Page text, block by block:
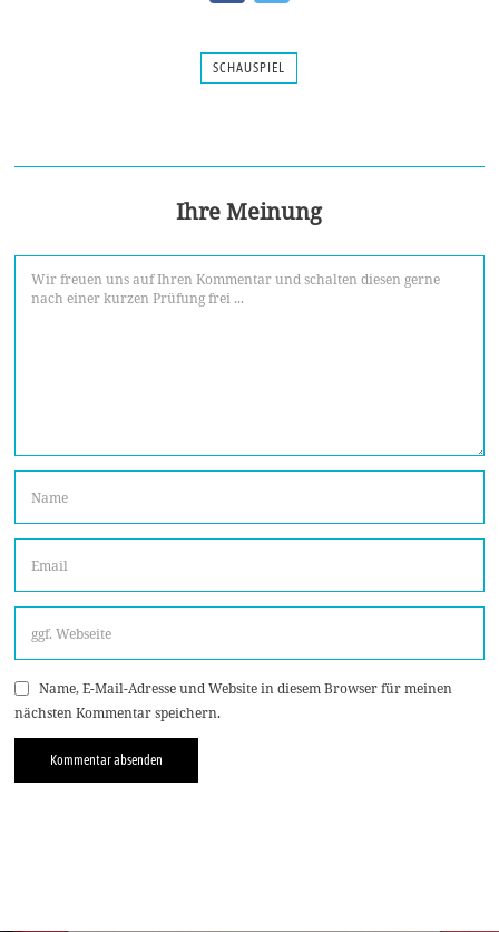
SCHAUSPIEL
Ihre Meinung
Name, E-Mail-Adresse und Website in diesem Browser für meinen
nächsten Kommentar speichern.